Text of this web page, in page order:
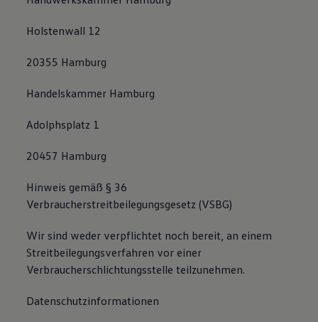
Bulli Magazin
Fahrzeugabholung ab Werk
Holstenwall 12
20355 Hamburg
Handelskammer Hamburg
Adolphsplatz 1
20457 Hamburg
Hinweis gemäß § 36
Verbraucherstreitbeilegungsgesetz (VSBG)
Wir sind weder verpflichtet noch bereit, an einem
Streitbeilegungsverfahren vor einer
Verbraucherschlichtungsstelle teilzunehmen.
Datenschutzinformationen